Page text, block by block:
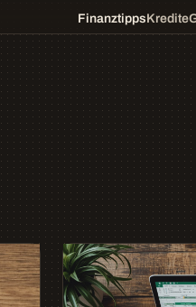
FinanztippsKredite